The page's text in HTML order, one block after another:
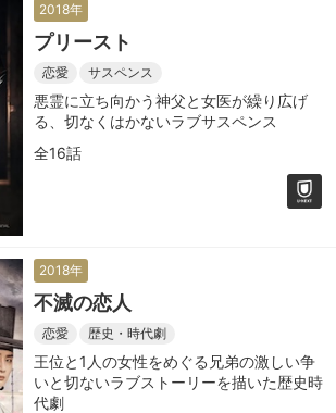
2018年
プリースト
恋愛 サスペンス
悪霊に立ち向かう神父と女医が繰り広げ
る、切なくはかないラブサスペンス
全16話
2018年
不滅の恋人
恋愛 歴史・時代劇
王位と1人の女性をめぐる兄弟の激しい争
いと切ないラブストーリーを描いた歴史時
代劇